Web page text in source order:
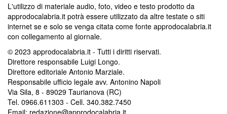
dedicata all’orientamento su […]
L'utilizzo di materiale audio, foto, video e testo prodotto da
approdocalabria.it potrà essere utilizzato da altre testate o siti
internet se e solo se venga citata come fonte approdocalabria.it
con collegamento al giornale.
© 2023 approdocalabria.it - Tutti i diritti riservati.
Direttore responsabile Luigi Longo.
Direttore editoriale Antonio Marziale.
Responsabile ufficio legale avv. Antonino Napoli
Via Sila, 8 - 89029 Taurianova (RC)
Tel. 0966.611303 - Cell. 340.382.7450
Email: redazione@approdocalabria.it